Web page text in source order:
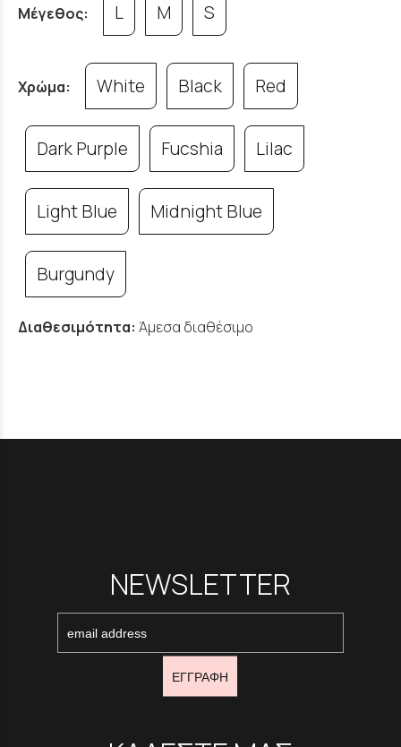
Μέγεθος: L M S
Χρώμα: White Black Red
Dark Purple Fucshia Lilac
Light Blue Midnight Blue
Burgundy
Διαθεσιμότητα: Άμεσα διαθέσιμο
NEWSLETTER
ΕΓΓΡΑΦΗ